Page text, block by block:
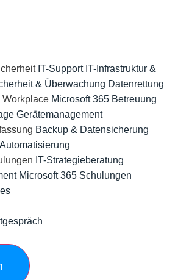
IT-Support IT-Infrastruktur &
& Überwachung Datenrettung
Microsoft 365 Betreuung
Gerätemanagement
Backup & Datensicherung
IT-Strategieberatung
Microsoft 365 Schulungen